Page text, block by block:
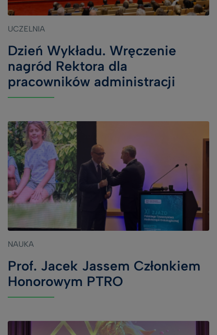
UCZELNIA
Dzień Wykładu. Wręczenie
nagród Rektora dla
pracowników administracji
NAUKA
Prof. Jacek Jassem Członkiem
Honorowym PTRO